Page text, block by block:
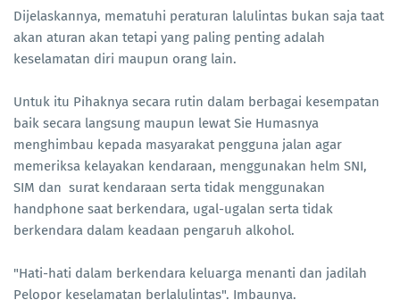
Dijelaskannya, mematuhi peraturan lalulintas bukan saja taat
akan aturan akan tetapi yang paling penting adalah
keselamatan diri maupun orang lain.
Untuk itu Pihaknya secara rutin dalam berbagai kesempatan
baik secara langsung maupun lewat Sie Humasnya
menghimbau kepada masyarakat pengguna jalan agar
memeriksa kelayakan kendaraan, menggunakan helm SNI,
SIM dan surat kendaraan serta tidak menggunakan
handphone saat berkendara, ugal-ugalan serta tidak
berkendara dalam keadaan pengaruh alkohol.
"Hati-hati dalam berkendara keluarga menanti dan jadilah
Pelopor keselamatan berlalulintas". Imbaunya.